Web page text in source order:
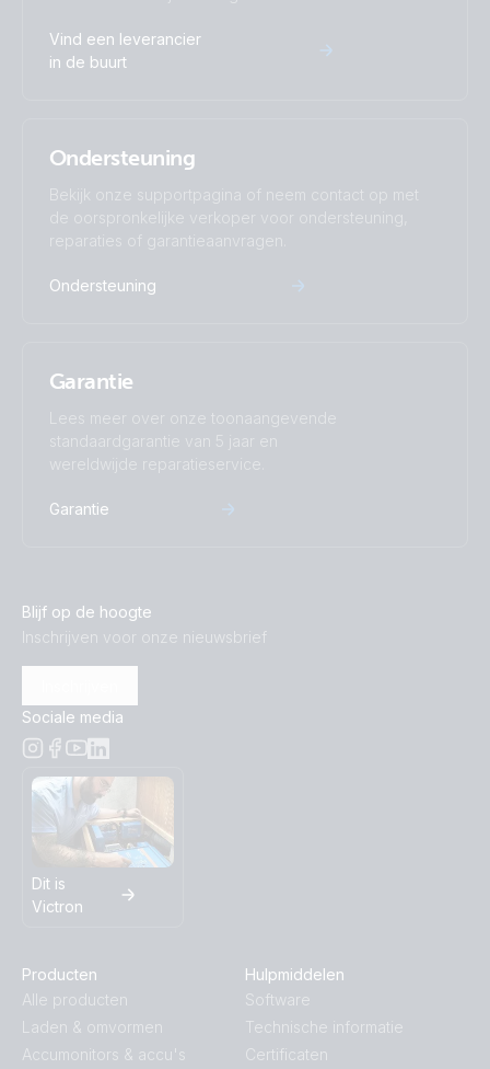
Vind een leverancier
in de buurt
Ondersteuning
Bekijk onze supportpagina of neem contact op met
de oorspronkelijke verkoper voor ondersteuning,
reparaties of garantieaanvragen.
Ondersteuning
Garantie
Lees meer over onze toonaangevende
standaardgarantie van 5 jaar en
wereldwijde reparatieservice.
Garantie
Blijf op de hoogte
Inschrijven voor onze nieuwsbrief
Sociale media
Dit is
Victron
Producten
Alle producten
Laden & omvormen
Accumonitors & accu's
Hulpmiddelen
Software
Technische informatie
Certificaten